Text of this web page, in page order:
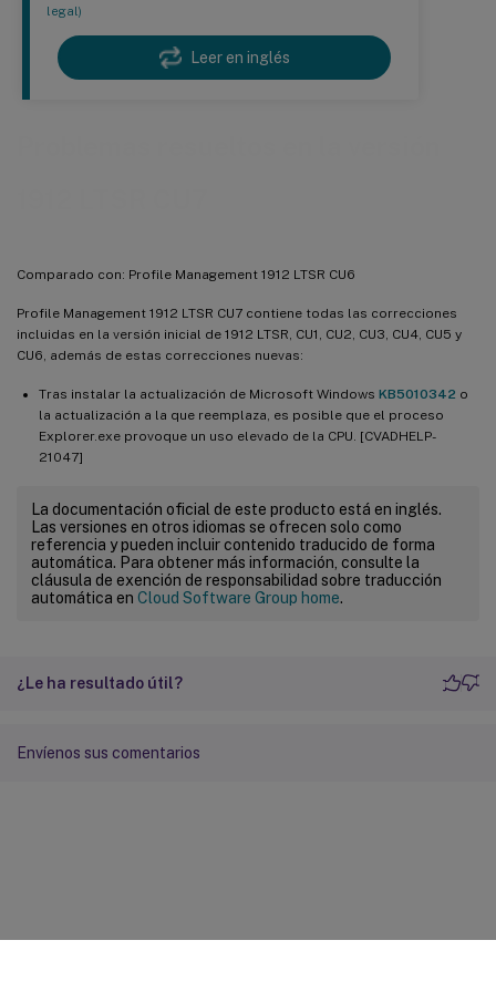
legal)
Leer en inglés
Comparado con: Profile Management 1912 LTSR CU6
Profile Management 1912 LTSR CU7 contiene todas las correcciones
incluidas en la versión inicial de 1912 LTSR, CU1, CU2, CU3, CU4, CU5 y
CU6, además de estas correcciones nuevas:
Tras instalar la actualización de Microsoft Windows KB5010342 o
la actualización a la que reemplaza, es posible que el proceso
Explorer.exe provoque un uso elevado de la CPU. [CVADHELP-
21047]
La documentación oficial de este producto está en inglés.
Las versiones en otros idiomas se ofrecen solo como
referencia y pueden incluir contenido traducido de forma
automática. Para obtener más información, consulte la
cláusula de exención de responsabilidad sobre traducción
automática en Cloud Software Group home.
¿Le ha resultado útil?
Envíenos sus comentarios